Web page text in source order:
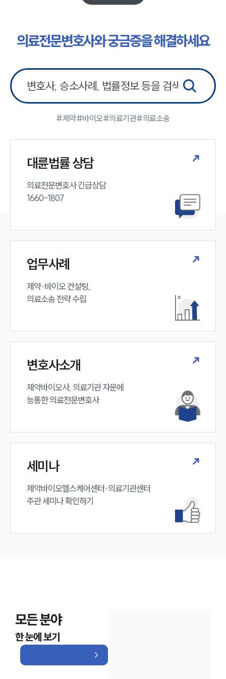
의료·바이오·헬스케어그룹 업무
전체
법률 블로그
법률서식
뉴스레터/브로슈어
의료전문변호사와 궁금증을 해결하세요
#제약#바이오#의료기관#의료소송
대륜법률 상담
의료전문변호사 긴급상담
1660-1807
업무사례
제약·바이오 컨설팅,
의료소송 전략 수립
변호사소개
제약바이오사, 의료기관 자문에
능통한 의료전문변호사
세미나
제약바이오헬스케어센터·의료기관센터
주관 세미나 확인하기
모든 분야
한 눈에 보기